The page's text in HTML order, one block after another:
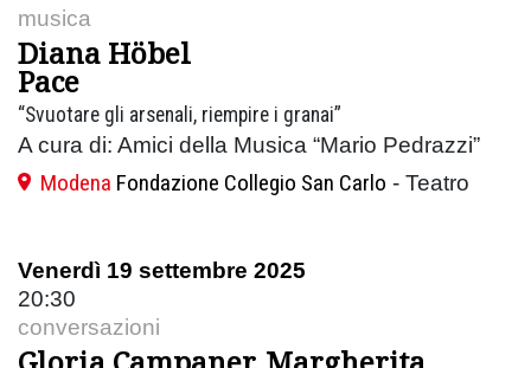
musica
Diana Höbel
Pace
“Svuotare gli arsenali, riempire i granai”
A cura di: Amici della Musica “Mario Pedrazzi”
Modena Fondazione Collegio San Carlo - Teatro
Venerdì 19 settembre 2025
20:30
conversazioni